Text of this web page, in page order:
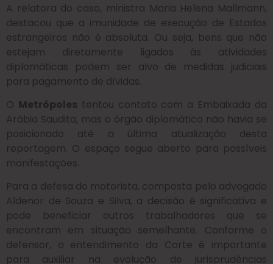
A relatora do caso, ministra Maria Helena Mallmann,
destacou que a imunidade de execução de Estados
estrangeiros não é absoluta. Ou seja, bens que não
estejam diretamente ligados às atividades
diplomáticas podem ser alvo de medidas judiciais
para pagamento de dívidas.
O Metrópoles tentou contato com a Embaixada da
Arábia Saudita, mas o órgão diplomático não havia se
posicionado até a última atualização desta
reportagem. O espaço segue aberto para possíveis
manifestações.
Para a defesa do motorista, composta pelo advogado
Aldenor de Souza e Silva, a decisão é significativa e
pode beneficiar outros trabalhadores que se
encontram em situação semelhante. Conforme o
defensor, o entendimento da Corte é importante
para auxiliar na evolução de jurisprudências